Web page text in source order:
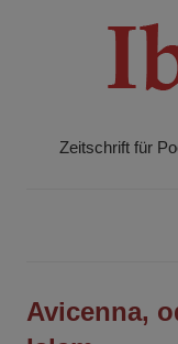
Zeitschrift für
Avicenna,